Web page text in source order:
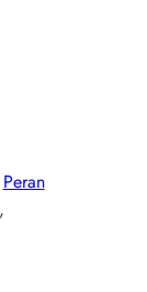
Peran